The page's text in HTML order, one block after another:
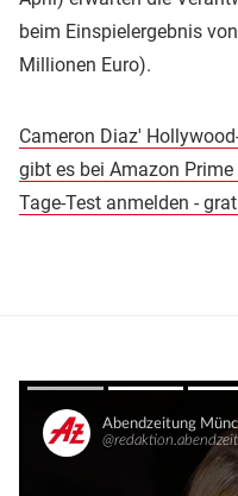
beim Einspielergebnis
Millionen Euro).
Cameron Diaz'
gibt es bei Amazon
Tage-Test anmelden -